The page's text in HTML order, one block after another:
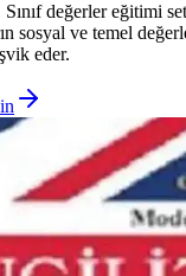
Sınıf değerler eğitimi
sosyal ve temel
eder.